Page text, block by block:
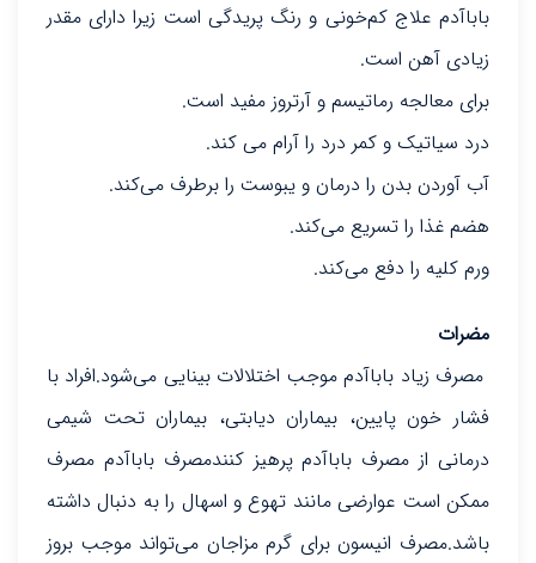
باباآدم علاج کم‌خونی و رنگ پریدگی است زیرا دارای مقدر
زیادی آهن است.
برای معالجه رماتیسم و آرتروز مفید است.
درد سیاتیک و کمر درد را آرام می کند.
آب آوردن بدن را درمان و یبوست را برطرف می‌کند.
هضم غذا را تسریع می‌کند.
ورم کلیه را دفع می‌کند.
مضرات
مصرف زیاد باباآدم موجب اختلالات بینایی می‌شود.افراد با
فشار خون پایین، بیماران دیابتی، بیماران تحت شیمی
درمانی از مصرف باباآدم پرهیز کنندمصرف باباآدم مصرف
ممکن است عوارضی مانند تهوع و اسهال را به دنبال داشته
باشد.مصرف انیسون برای گرم مزاجان می‌تواند موجب بروز